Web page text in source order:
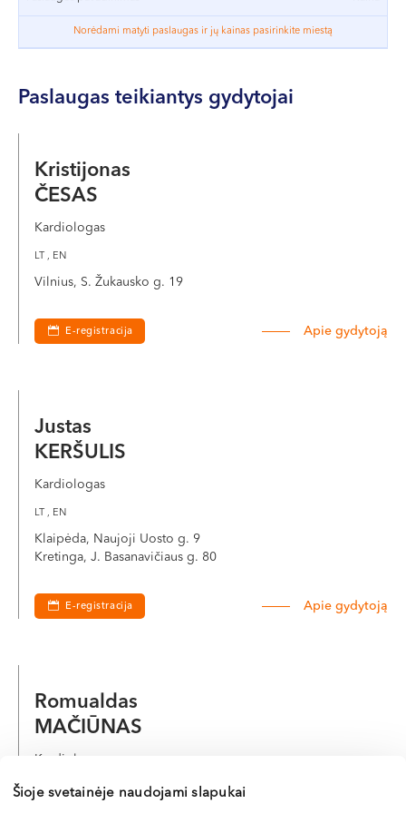
Šioje svetainėje naudojami slapukai
VI, VII --
Norėdami matyti paslaugas ir jų kainas pasirinkite miestą
Paslaugas teikiantys gydytojai
Kristijonas
ČESAS
Kardiologas
LT , EN
Vilnius, S. Žukausko g. 19
E-registracija Apie gydytoją
Justas
KERŠULIS
Kardiologas
LT , EN
Klaipėda, Naujoji Uosto g. 9
Kretinga, J. Basanavičiaus g. 80
E-registracija Apie gydytoją
Romualdas
MAČIŪNAS
Kardiologas
LT , EN , RU